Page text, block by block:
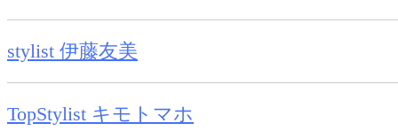
stylist 伊藤友美
TopStylist キモトマホ